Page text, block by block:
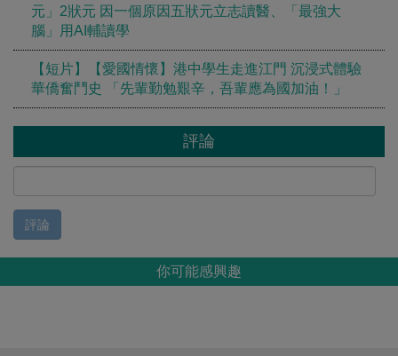
元」2狀元 因一個原因五狀元立志讀醫、「最強大
腦」用AI輔讀學
【短片】【愛國情懷】港中學生走進江門 沉浸式體驗
華僑奮鬥史 「先輩勤勉艱辛，吾輩應為國加油！」
評論
評論
你可能感興趣